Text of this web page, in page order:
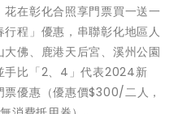
在彰化合照享門票買一送一
程」優惠，串聯彰化地區人
佛、鹿港天后宮、溪州公園
手比「2、4」代表2024新
優惠（優惠價$300/二人，